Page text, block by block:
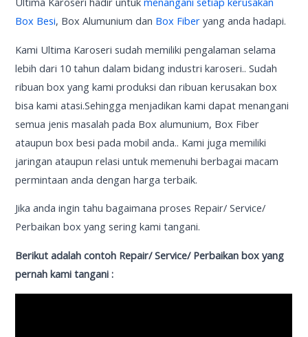
Box Besi, Box Alumunium dan Box Fiber yang anda hadapi.
Kami Ultima Karoseri sudah memiliki pengalaman selama
lebih dari 10 tahun dalam bidang industri karoseri.. Sudah
ribuan box yang kami produksi dan ribuan kerusakan box
bisa kami atasi.Sehingga menjadikan kami dapat menangani
semua jenis masalah pada Box alumunium, Box Fiber
ataupun box besi pada mobil anda.. Kami juga memiliki
jaringan ataupun relasi untuk memenuhi berbagai macam
permintaan anda dengan harga terbaik.
Jika anda ingin tahu bagaimana proses Repair/ Service/
Perbaikan box yang sering kami tangani.
Berikut adalah contoh Repair/ Service/ Perbaikan box yang
pernah kami tangani :